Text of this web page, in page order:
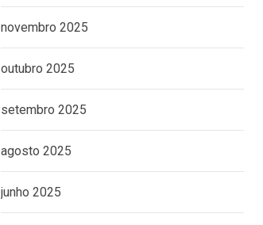
novembro 2025
outubro 2025
setembro 2025
agosto 2025
junho 2025